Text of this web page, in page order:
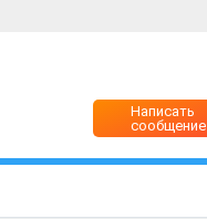
Написать
сообщение